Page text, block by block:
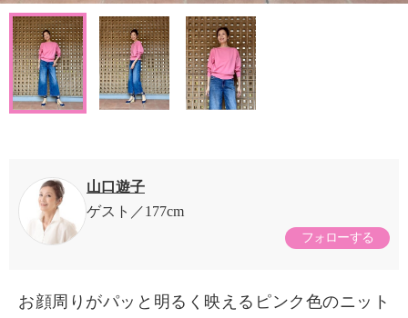
山口遊子
ゲスト
177cm
フォローする
お顔周りがパッと明るく映えるピンク色のニット